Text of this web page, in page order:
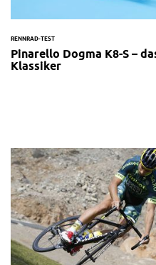
RENNRAD-TEST
Pinarello Dogma K8-S –
Klassiker